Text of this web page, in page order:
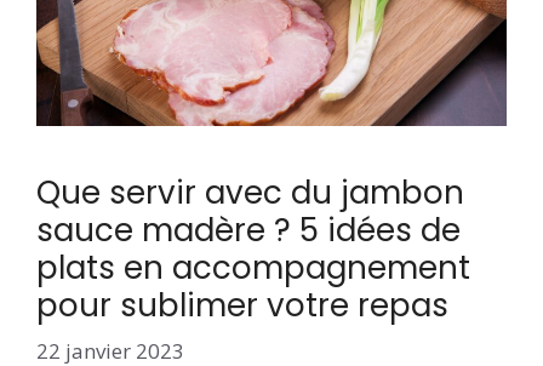
Que servir avec du jambon
sauce madère ? 5 idées de
plats en accompagnement
pour sublimer votre repas
22 janvier 2023